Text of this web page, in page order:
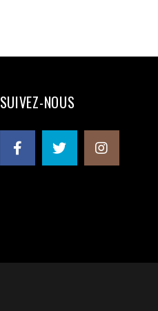
SUIVEZ-NOUS